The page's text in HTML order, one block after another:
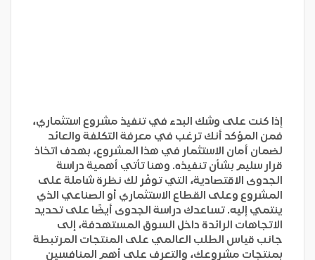
إذا كنت على وشك البدء في تنفيذ مشروع استثماري،
فمن المؤكد أنك ترغب في معرفة التكلفة والعائد
لضمان أمان الاستثمار في هذا المشروع، بهدف اتخاذ
قرار سليم بشأن تنفيذه. وهنا تأتي أهمية دراسة
الجدوى الاقتصادية، التي توفّر لك نظرة شاملة على
المشروع وعلى القطاع الاستثماري أو الصناعي الذي
ينتمي إليه. تساعدك دراسة الجدوى أيضًا على تحديد
الاتجاهات الرائدة داخل السوق المستهدفة، إلى
جانب قياس الطلب العالمي على المنتجات المرتبطة
بمنتجات مشروعك، والتعرف على أهم المنافسين